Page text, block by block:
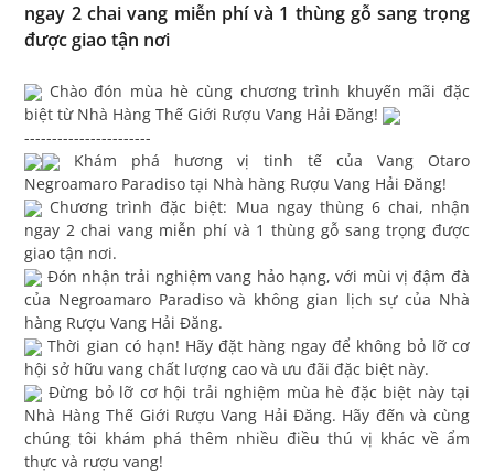
ngay 2 chai vang miễn phí và 1 thùng gỗ sang trọng
được giao tận nơi
Chào đón mùa hè cùng chương trình khuyến mãi đặc
biệt từ Nhà Hàng Thế Giới Rượu Vang Hải Đăng!
-----------------------
Khám phá hương vị tinh tế của Vang Otaro
Negroamaro Paradiso tại Nhà hàng Rượu Vang Hải Đăng!
Chương trình đặc biệt: Mua ngay thùng 6 chai, nhận
ngay 2 chai vang miễn phí và 1 thùng gỗ sang trọng được
giao tận nơi.
Đón nhận trải nghiệm vang hảo hạng, với mùi vị đậm đà
của Negroamaro Paradiso và không gian lịch sự của Nhà
hàng Rượu Vang Hải Đăng.
Thời gian có hạn! Hãy đặt hàng ngay để không bỏ lỡ cơ
hội sở hữu vang chất lượng cao và ưu đãi đặc biệt này.
Đừng bỏ lỡ cơ hội trải nghiệm mùa hè đặc biệt này tại
Nhà Hàng Thế Giới Rượu Vang Hải Đăng. Hãy đến và cùng
chúng tôi khám phá thêm nhiều điều thú vị khác về ẩm
thực và rượu vang!